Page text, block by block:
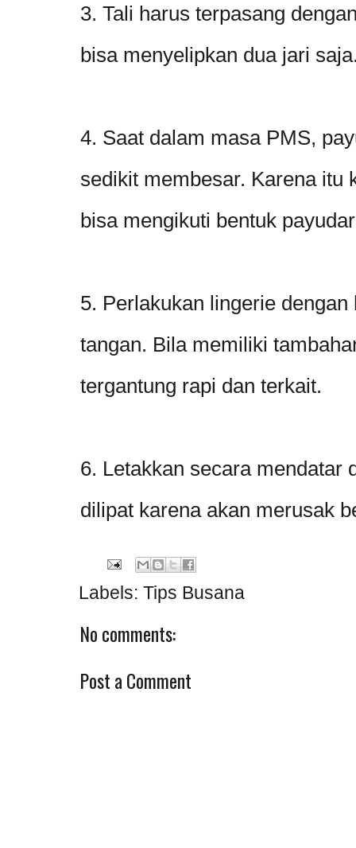
3. Tali harus terpasang
bisa menyelipkan dua jari
4. Saat dalam masa PMS,
sedikit membesar. Karena itu
bisa mengikuti bentuk
5. Perlakukan lingerie
tangan. Bila memiliki
tergantung rapi dan terkait.
6. Letakkan secara mendatar
dilipat karena akan merusak
Labels: Tips Busana
No comments:
Post a Comment